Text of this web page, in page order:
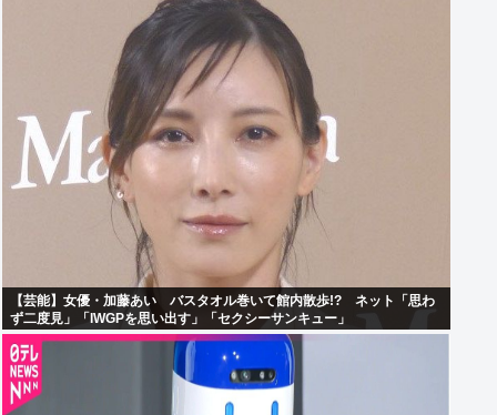
【芸能】女優・加藤あい バスタオル巻いて館内散歩!? ネット「思わ
ず二度見」「IWGPを思い出す」「セクシーサンキュー」